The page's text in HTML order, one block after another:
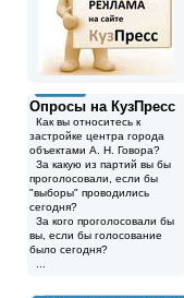
Опросы на КузПресс
Как вы относитесь к
застройке центра города
объектами А. Н. Говора?
За какую из партий вы бы
проголосовали, если бы
"выборы" проводились
сегодня?
За кого проголосовали бы
вы, если бы голосование
было сегодня?